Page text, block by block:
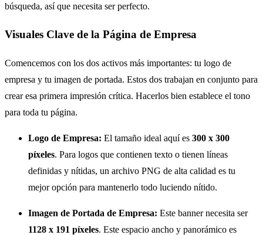
búsqueda, así que necesita ser perfecto.
Visuales Clave de la Página de Empresa
Comencemos con los dos activos más importantes: tu logo de
empresa y tu imagen de portada. Estos dos trabajan en conjunto para
crear esa primera impresión crítica. Hacerlos bien establece el tono
para toda tu página.
Logo de Empresa: El tamaño ideal aquí es 300 x 300
píxeles. Para logos que contienen texto o tienen líneas
definidas y nítidas, un archivo PNG de alta calidad es tu
mejor opción para mantenerlo todo luciendo nítido.
Imagen de Portada de Empresa: Este banner necesita ser
1128 x 191 píxeles. Este espacio ancho y panorámico es